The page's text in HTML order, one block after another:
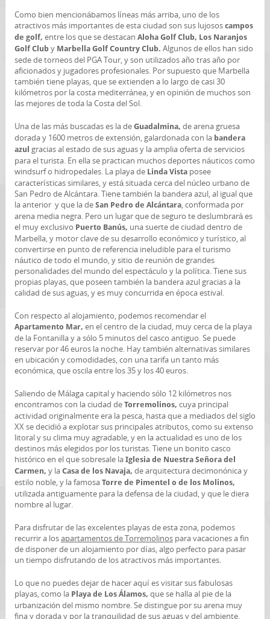
Como bien mencionábamos líneas más arriba, uno de los
atractivos más importantes de esta ciudad son sus lujosos campos
de golf, entre los que se destacan Aloha Golf Club, Los Naranjos
Golf Club y Marbella Golf Country Club. Algunos de ellos han sido
sede de torneos del PGA Tour, y son utilizados año tras año por
aficionados y jugadores profesionales. Por supuesto que Marbella
también tiene playas, que se extienden a lo largo de casi 30
kilómetros por la costa mediterránea, y en opinión de muchos son
las mejores de toda la Costa del Sol.
Una de las más buscadas es la de Guadalmina, de arena gruesa
dorada y 1600 metros de extensión, galardonada con la bandera
azul gracias al estado de sus aguas y la amplia oferta de servicios
para el turista. En ella se practican muchos deportes náuticos como
windsurf o hidropedales. La playa de Linda Vista posee
características similares, y está situada cerca del núcleo urbano de
San Pedro de Alcántara. Tiene también la bandera azul, al igual que
la anterior y que la de San Pedro de Alcántara, conformada por
arena media negra. Pero un lugar que de seguro te deslumbrará es
el muy exclusivo Puerto Banús, una suerte de ciudad dentro de
Marbella, y motor clave de su desarrollo económico y turístico, al
convertirse en punto de referencia ineludible para el turismo
náutico de todo el mundo, y sitio de reunión de grandes
personalidades del mundo del espectáculo y la política. Tiene sus
propias playas, que poseen también la bandera azul gracias a la
calidad de sus aguas, y es muy concurrida en época estival.
Con respecto al alojamiento, podemos recomendar el
Apartamento Mar, en el centro de la ciudad, muy cerca de la playa
de la Fontanilla y a sólo 5 minutos del casco antiguo. Se puede
reservar por 46 euros la noche. Hay también alternativas similares
en ubicación y comodidades, con una tarifa un tanto más
económica, que oscila entre los 35 y los 40 euros.
Saliendo de Málaga capital y haciendo sólo 12 kilómetros nos
encontramos con la ciudad de Torremolinos, cuya principal
actividad originalmente era la pesca, hasta que a mediados del siglo
XX se decidió a explotar sus principales atributos, como su extenso
litoral y su clima muy agradable, y en la actualidad es uno de los
destinos más elegidos por los turistas. Tiene un bonito casco
histórico en el que sobresale la Iglesia de Nuestra Señora del
Carmen, y la Casa de los Navaja, de arquitectura decimonónica y
estilo noble, y la famosa Torre de Pimentel o de los Molinos,
utilizada antiguamente para la defensa de la ciudad, y que le diera
nombre al lugar.
Para disfrutar de las excelentes playas de esta zona, podemos
recurrir a losapartamentos de Torremolinospara vacaciones a fin
de disponer de un alojamiento por días, algo perfecto para pasar
un tiempo disfrutando de los atractivos más importantes.
Lo que no puedes dejar de hacer aquí es visitar sus fabulosas
playas, como la Playa de Los Álamos, que se halla al pie de la
urbanización del mismo nombre. Se distingue por su arena muy
fina y dorada y por la tranquilidad de sus aguas y del ambiente,